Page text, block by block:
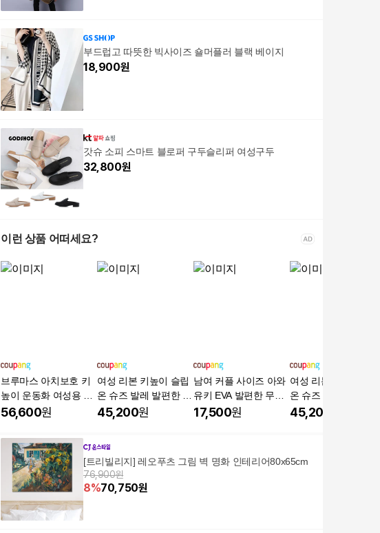
부드럽고 따뜻한 빅사이즈 숄머플러 블랙 베이지
18,900원
갓슈 소피 스마트 블로퍼 구두슬리퍼 여성구두
32,800원
이런 상품 어떠세요?
브루마스 아치보호 키
높이 운동화 여성용 사
계절
56,600원
여성 리본 키높이 슬립
온 슈즈 발레 발편한 패
션 운동화
45,200원
남여 커플 사이즈 아와
유키 EVA 발편한 무중
력 쿠션 샌들 슬리퍼
17,500원
여성 리본 키높이 슬립
온 슈즈 발레 발편한 패
션 운동화
45,200
[트리빌리지] 레오푸츠 그림 벽 명화 인테리어80x65cm
76,900원
8%70,750원